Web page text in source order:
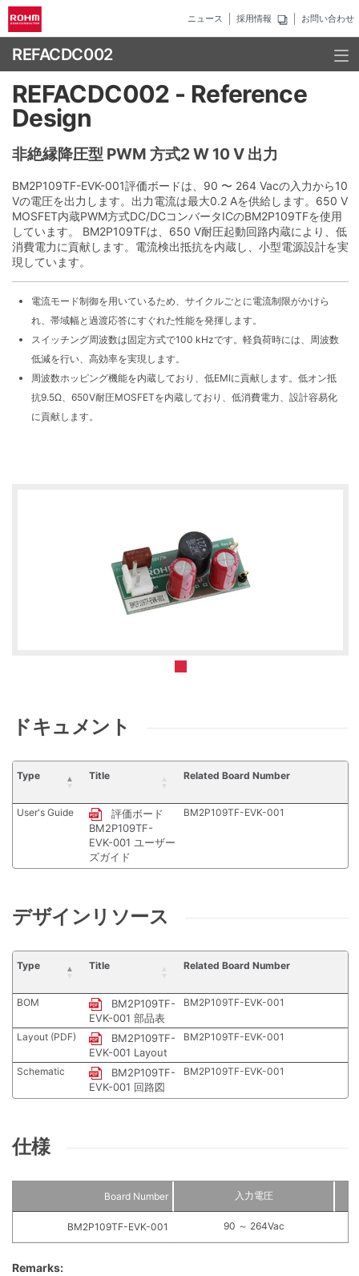
ニュース 採用情報 お問い合わせ
REFACDC002
REFACDC002 - Reference
Design
非絶縁降圧型 PWM 方式2 W 10 V 出⼒
BM2P109TF-EVK-001評価ボードは、90 〜 264 Vacの⼊⼒から10
Vの電圧を出⼒します。出⼒電流は最⼤0.2 Aを供給します。650 V
MOSFET内蔵PWM方式DC/DCコンバータICのBM2P109TFを使用
しています。 BM2P109TFは、650 V耐圧起動回路内蔵により、低
消費電⼒に貢献します。電流検出抵抗を内蔵し、⼩型電源設計を実
現しています。
電流モード制御を用いているため、サイクルごとに電流制限がかけら
れ、帯域幅と過渡応答にすぐれた性能を発揮します。
スイッチング周波数は固定方式で100 kHzです。軽負荷時には、周波数
低減を⾏い、⾼効率を実現します。
周波数ホッピング機能を内蔵しており、低EMIに貢献します。低オン抵
抗9.5Ω、650V耐圧MOSFETを内蔵しており、低消費電⼒、設計容易化
に貢献します。
ドキュメント
Type Title Related Board Number
User's Guide
評価ボード
BM2P109TF-
EVK-001 ユーザー
ズガイド
BM2P109TF-EVK-001
デザインリソース
Type Title Related Board Number
BOM
BM2P109TF-
EVK-001 部品表
BM2P109TF-EVK-001
Layout (PDF)
BM2P109TF-
EVK-001 Layout
BM2P109TF-EVK-001
Schematic
BM2P109TF-
EVK-001 回路図
BM2P109TF-EVK-001
仕様
Board Number 入力電圧
BM2P109TF-EVK-001 90 ～ 264Vac
Remarks: